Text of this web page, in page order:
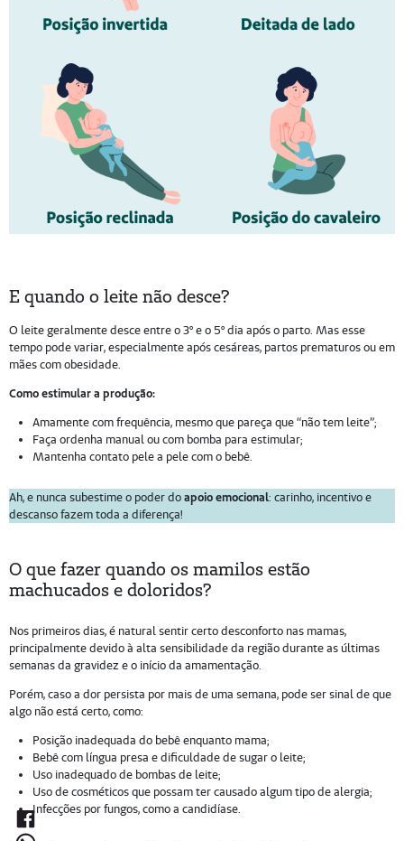
E quando o leite não desce?
O leite geralmente desce entre o 3º e o 5º dia após o parto. Mas esse
tempo pode variar, especialmente após cesáreas, partos prematuros ou em
mães com obesidade.
Como estimular a produção:
Amamente com frequência, mesmo que pareça que “não tem leite”;
Faça ordenha manual ou com bomba para estimular;
Mantenha contato pele a pele com o bebê.
Ah, e nunca subestime o poder doapoio emocional: carinho, incentivo e
descanso fazem toda a diferença!
O que fazer quando os mamilos estão
machucados e doloridos?
Nos primeiros dias, é natural sentir certo desconforto nas mamas,
principalmente devido à alta sensibilidade da região durante as últimas
semanas da gravidez e o início da amamentação.
Porém, caso a dor persista por mais de uma semana, pode ser sinal de que
algo não está certo, como:
Posição inadequada do bebê enquanto mama;
Bebê com língua presa e dificuldade de sugar o leite;
Uso inadequado de bombas de leite;
Uso de cosméticos que possam ter causado algum tipo de alergia;
Infecções por fungos, como a candidíase.